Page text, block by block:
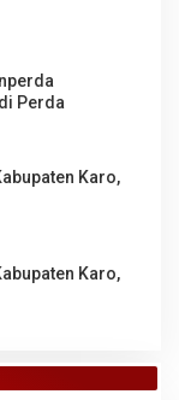
Perda
Karo,
Karo,